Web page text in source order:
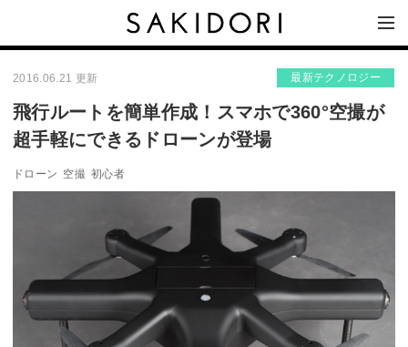
2016.06.21 更新 最新テクノロジー
飛行ルートを簡単作成！スマホで360°空撮が
超手軽にできるドローンが登場
ドローン 空撮 初心者